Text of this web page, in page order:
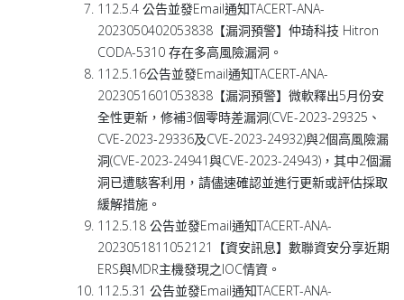
112.5.4 公告並發Email通知TACERT-ANA-
2023050402053838【漏洞預警】仲琦科技 Hitron
CODA-5310 存在多高風險漏洞。
112.5.16公告並發Email通知TACERT-ANA-
2023051601053838【漏洞預警】微軟釋出5月份安
全性更新，修補3個零時差漏洞(CVE-2023-29325、
CVE-2023-29336及CVE-2023-24932)與2個高風險漏
洞(CVE-2023-24941與CVE-2023-24943)，其中2個漏
洞已遭駭客利用，請儘速確認並進行更新或評估採取
緩解措施。
112.5.18 公告並發Email通知TACERT-ANA-
2023051811052121【資安訊息】數聯資安分享近期
ERS與MDR主機發現之IOC情資。
112.5.31 公告並發Email通知TACERT-ANA-